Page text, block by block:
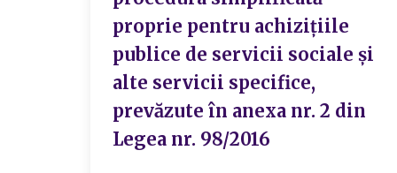
proprie pentru achizițiile
publice de servicii sociale și
alte servicii specifice,
prevăzute în anexa nr. 2 din
Legea nr. 98/2016